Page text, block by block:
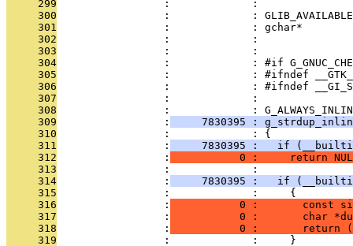
     299
:             :
     300
:             :
     301
:             : gchar*
     302
:             :
     303
                 :             :
     304
:             : #if
     305
:             : #ifndef
     306
:             : #ifndef
     307
                 :             :
     308
:             :
     309
                 :
7830395 :
     310
                 :             : {
     311
                 :
7830395 :   if
     312
                 :
0 :     return
     313
                 :             :
     314
                 :
7830395 :   if
     315
                 :             :     {
     316
                 :
0 :       const
     317
                 :
0 :       char
     318
                 :
0 :       return
     319
                 :             :     }